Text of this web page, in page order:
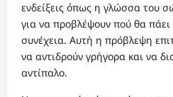
ενδείξεις όπως η γλώσσα του
για να προβλέψουν πού θα πάει
συνέχεια. Αυτή η πρόβλεψη
να αντιδρούν γρήγορα και να
αντίπαλο.